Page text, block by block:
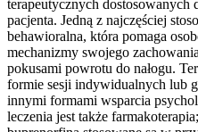
terapeutycznych
pacjenta. Jedną z najczęściej
behawioralna, która pomaga
mechanizmy swojego
pokusami powrotu do nałogu.
formie sesji indywidualnych lub
innymi formami wsparcia
leczenia jest także